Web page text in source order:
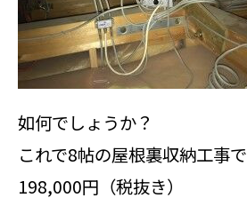
如何でしょうか？
これで8帖の屋根裏収納工事で
198,000円（税抜き）